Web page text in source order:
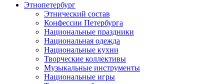
Этнопетербург
Этнический состав
Конфессии Петербурга
Национальные праздники
Национальная одежда
Национальные кухни
Творческие коллективы
Музыкальные инструменты
Национальные игры